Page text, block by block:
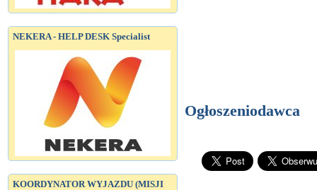
NEKERA - HELP DESK Specialist
KOORDYNATOR WYJAZDU (MISJI
Ogłoszeniodawca